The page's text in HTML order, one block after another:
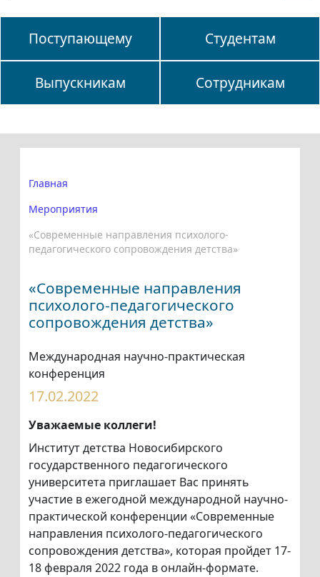
Поступающему Студентам
Выпускникам Сотрудникам
Главная
Мероприятия
«Cовременные направления психолого-
педагогического сопровождения детства»
«Cовременные направления
психолого-педагогического
сопровождения детства»
Международная научно-практическая
конференция
17.02.2022
Уважаемые коллеги!
Институт детства Новосибирского
государственного педагогического
университета приглашает Вас принять
участие в ежегодной международной научно-
практической конференции «Современные
направления психолого-педагогического
сопровождения детства», которая пройдет 17-
18 февраля 2022 года в онлайн-формате.